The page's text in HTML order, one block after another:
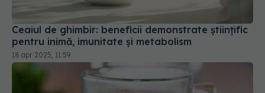
Ceaiul de ghimbir: beneficii demonstrate științific
pentru inimă, imunitate și metabolism
18 apr 2025, 11:59